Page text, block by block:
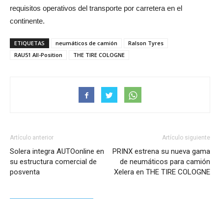
requisitos operativos del transporte por carretera en el
continente.
ETIQUETAS neumáticos de camión
Ralson Tyres
RAU51 All-Position
THE TIRE COLOGNE
Artículo anterior
Solera integra AUTOonline en
su estructura comercial de
posventa
Artículo siguiente
PRINX estrena su nueva gama
de neumáticos para camión
Xelera en THE TIRE COLOGNE